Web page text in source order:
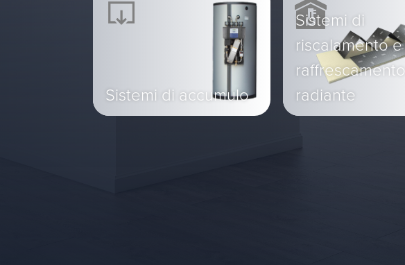
Sistemi di accumulo
Sistemi di
riscalamento e
raffrescamento
radiante